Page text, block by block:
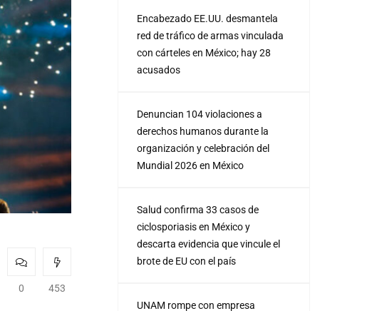
0 453
Encabezado EE.UU. desmantela
red de tráfico de armas vinculada
con cárteles en México; hay 28
acusados
Denuncian 104 violaciones a
derechos humanos durante la
organización y celebración del
Mundial 2026 en México
Salud confirma 33 casos de
ciclosporiasis en México y
descarta evidencia que vincule el
brote de EU con el país
UNAM rompe con empresa